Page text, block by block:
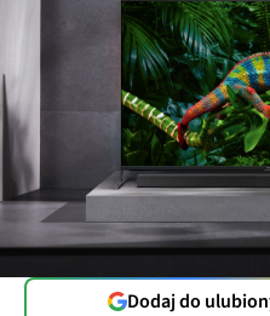
Dodaj do